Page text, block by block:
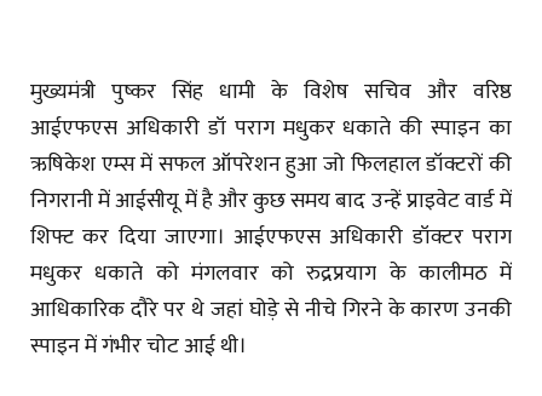
मुख्यमंत्री पुष्कर सिंह धामी के विशेष सचिव और वरिष्ठ
आईएफएस अधिकारी डॉ पराग मधुकर धकाते की स्पाइन का
ऋषिकेश एम्स में सफल ऑपरेशन हुआ जो फिलहाल डॉक्टरों की
निगरानी में आईसीयू में है और कुछ समय बाद उन्हें प्राइवेट वार्ड में
शिफ्ट कर दिया जाएगा। आईएफएस अधिकारी डॉक्टर पराग
मधुकर धकाते को मंगलवार को रुद्रप्रयाग के कालीमठ में
आधिकारिक दौरे पर थे जहां घोड़े से नीचे गिरने के कारण उनकी
स्पाइन में गंभीर चोट आई थी।